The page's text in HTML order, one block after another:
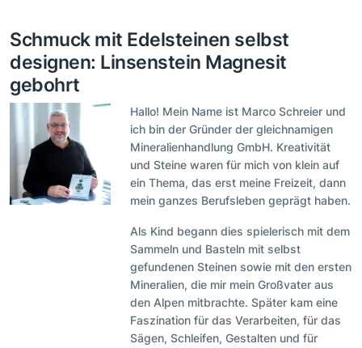
Schmuck mit Edelsteinen selbst
designen: Linsenstein Magnesit
gebohrt
Hallo! Mein Name ist Marco Schreier und
ich bin der Gründer der gleichnamigen
Mineralienhandlung GmbH. Kreativität
und Steine waren für mich von klein auf
ein Thema, das erst meine Freizeit, dann
mein ganzes Berufsleben geprägt haben.
Als Kind begann dies spielerisch mit dem
Sammeln und Basteln mit selbst
gefundenen Steinen sowie mit den ersten
Mineralien, die mir mein Großvater aus
den Alpen mitbrachte. Später kam eine
Faszination für das Verarbeiten, für das
Sägen, Schleifen, Gestalten und für